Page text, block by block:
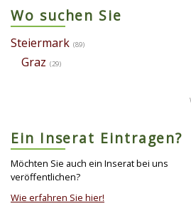
Wo suchen Sie
Steiermark (89)
Graz (29)
Ein Inserat Eintragen?
Möchten Sie auch ein Inserat bei uns
veröffentlichen?
Wie erfahren Sie hier!